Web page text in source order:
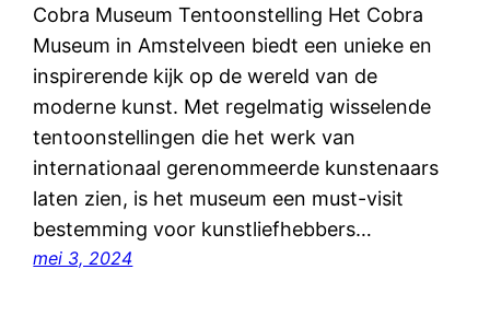
Cobra Museum Tentoonstelling Het Cobra
Museum in Amstelveen biedt een unieke en
inspirerende kijk op de wereld van de
moderne kunst. Met regelmatig wisselende
tentoonstellingen die het werk van
internationaal gerenommeerde kunstenaars
laten zien, is het museum een must-visit
bestemming voor kunstliefhebbers…
mei 3, 2024